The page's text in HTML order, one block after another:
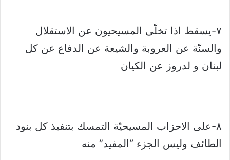
٧-يسقط اذا تخلّى المسيحيون عن الاستقلال
والسنّة عن العروبة والشيعة عن الدفاع عن كل
لبنان و لدروز عن الكيان
٨-على الاحزاب المسيحيّة التمسك بتنفيذ كل بنود
الطائف وليس الجزء “المفيد” منه